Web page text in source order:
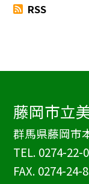
RSS
藤岡市立
群馬県藤岡市
TEL. 0274-22-
FAX. 0274-24-